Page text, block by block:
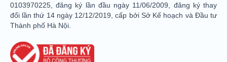
0103970225, đăng ký lần đầu ngày 11/06/2009, đăng ký thay
đổi lần thứ 14 ngày 12/12/2019, cấp bởi Sở Kế hoạch và Đầu tư
Thành phố Hà Nội.